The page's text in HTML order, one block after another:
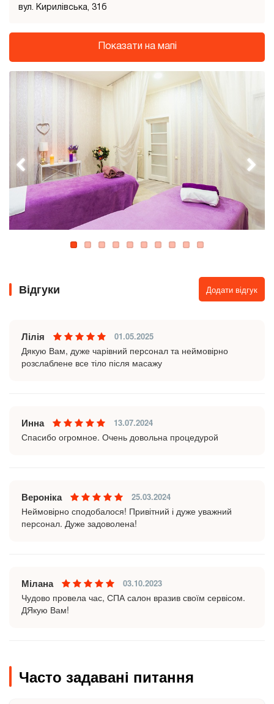
вул. Кирилівська, 31б
Показати на мапі
Відгуки Додати відгук
Лілія 01.05.2025
Дякую Вам, дуже чарівний персонал та неймовірно
розслаблене все тіло після масажу
Инна 13.07.2024
Спасибо огромное. Очень довольна процедурой
Вероніка 25.03.2024
Неймовірно сподобалося! Привітний і дуже уважний
персонал. Дуже задоволена!
Мілана 03.10.2023
Чудово провела час, СПА салон вразив своїм сервісом.
ДЯкую Вам!
Часто задавані питання